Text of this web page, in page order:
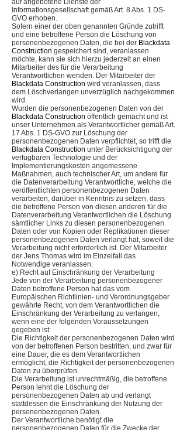
auf angebotene Dienste der
Informationsgesellschaft gemäß Art. 8 Abs. 1 DS-
GVO erhoben.
Sofern einer der oben genannten Gründe zutrifft
und eine betroffene Person die Löschung von
personenbezogenen Daten, die bei der Blackdata
Construction gespeichert sind, veranlassen
möchte, kann sie sich hierzu jederzeit an einen
Mitarbeiter des für die Verarbeitung
Verantwortlichen wenden. Der Mitarbeiter der
Blackdata Construction wird veranlassen, dass
dem Löschverlangen unverzüglich nachgekommen
wird.
Wurden die personenbezogenen Daten von der
Blackdata Construction öffentlich gemacht und ist
unser Unternehmen als Verantwortlicher gemäß Art.
17 Abs. 1 DS-GVO zur Löschung der
personenbezogenen Daten verpflichtet, so trifft die
Blackdata Construction unter Berücksichtigung der
verfügbaren Technologie und der
Implementierungskosten angemessene
Maßnahmen, auch technischer Art, um andere für
die Datenverarbeitung Verantwortliche, welche die
veröffentlichten personenbezogenen Daten
verarbeiten, darüber in Kenntnis zu setzen, dass
die betroffene Person von diesen anderen für die
Datenverarbeitung Verantwortlichen die Löschung
sämtlicher Links zu diesen personenbezogenen
Daten oder von Kopien oder Replikationen dieser
personenbezogenen Daten verlangt hat, soweit die
Verarbeitung nicht erforderlich ist. Der Mitarbeiter
der Jens Thomas wird im Einzelfall das
Notwendige veranlassen.
e) Recht auf Einschränkung der Verarbeitung
Jede von der Verarbeitung personenbezogener
Daten betroffene Person hat das vom
Europäischen Richtlinien- und Verordnungsgeber
gewährte Recht, von dem Verantwortlichen die
Einschränkung der Verarbeitung zu verlangen,
wenn eine der folgenden Voraussetzungen
gegeben ist:
Die Richtigkeit der personenbezogenen Daten wird
von der betroffenen Person bestritten, und zwar für
eine Dauer, die es dem Verantwortlichen
ermöglicht, die Richtigkeit der personenbezogenen
Daten zu überprüfen.
Die Verarbeitung ist unrechtmäßig, die betroffene
Person lehnt die Löschung der
personenbezogenen Daten ab und verlangt
stattdessen die Einschränkung der Nutzung der
personenbezogenen Daten.
Der Verantwortliche benötigt die
personenbezogenen Daten für die Zwecke der